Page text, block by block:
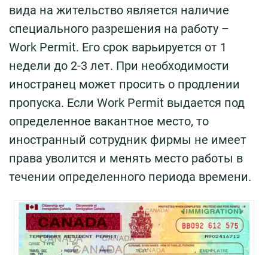
вида на жительство является наличие
специального разрешения на работу –
Work Permit. Его срок варьируется от 1
недели до 2-3 лет. При необходимости
иностранец может просить о продлении
пропуска. Если Work Permit выдается под
определенное вакантное место, то
иностранный сотрудник фирмы не имеет
права уволится и менять место работы в
течении определенного периода времени.